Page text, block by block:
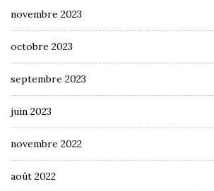
novembre 2023
octobre 2023
septembre 2023
juin 2023
novembre 2022
août 2022